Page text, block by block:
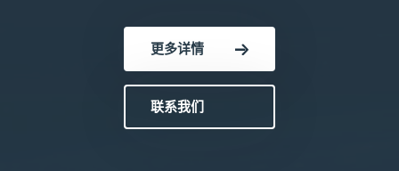
更多详情
联系我们